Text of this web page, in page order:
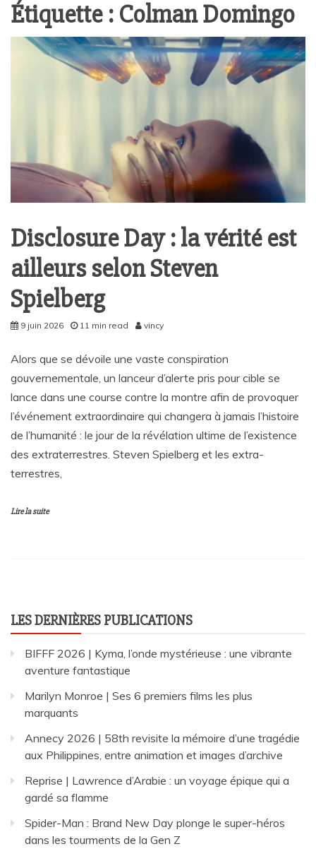
Étiquette : Colman Domingo
Disclosure Day : la vérité est
ailleurs selon Steven
Spielberg
9 juin 2026 11 min read vincy
Alors que se dévoile une vaste conspiration
gouvernementale, un lanceur d’alerte pris pour cible se
lance dans une course contre la montre afin de provoquer
l’événement extraordinaire qui changera à jamais l’histoire
de l’humanité : le jour de la révélation ultime de l’existence
des extraterrestres. Steven Spielberg et les extra-
terrestres,
Lire la suite
LES DERNIÈRES PUBLICATIONS
BIFFF 2026 | Kyma, l’onde mystérieuse : une vibrante
aventure fantastique
Marilyn Monroe | Ses 6 premiers films les plus
marquants
Annecy 2026 | 58th revisite la mémoire d’une tragédie
aux Philippines, entre animation et images d’archive
Reprise | Lawrence d’Arabie : un voyage épique qui a
gardé sa flamme
Spider-Man : Brand New Day plonge le super-héros
dans les tourments de la Gen Z